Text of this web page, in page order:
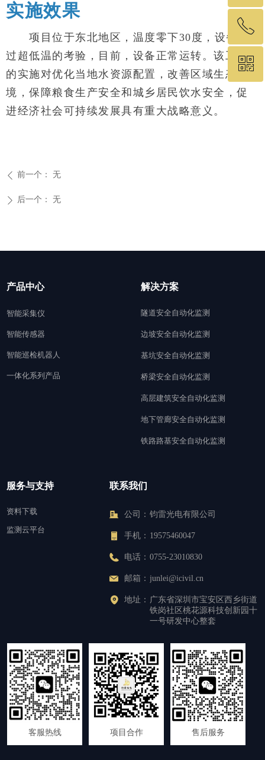
实施效果
项目位于东北地区，温度零下30度，设备经
过超低温的考验，目前，设备正常运转。该工程
的实施对优化当地水资源配置，改善区域生态环
境，保障粮食生产安全和城乡居民饮水安全，促
进经济社会可持续发展具有重大战略意义。
ꄴ 前一个： 无
ꄲ 后一个： 无
产品中心
智能采集仪
智能传感器
智能巡检机器人
一体化系列产品
解决方案
隧道安全自动化监测
边坡安全自动化监测
基坑安全自动化监测
桥梁安全自动化监测
高层建筑安全自动化监测
地下管廊安全自动化监测
铁路路基安全自动化监测
服务与支持
资料下载
监测云平台
公司： 钧雷光电有限公司
手机： 19575460047
电话： 0755-23010830
邮箱： junlei@icivil.cn
地址： 广东省深圳市宝安区西乡街道
铁岗社区桃花源科技创新园十
一号研发中心整套
联系我们
客服热线 项目合作 售后服务
回到顶部
ꂅ
19575460049
ꀥ
微信二维码